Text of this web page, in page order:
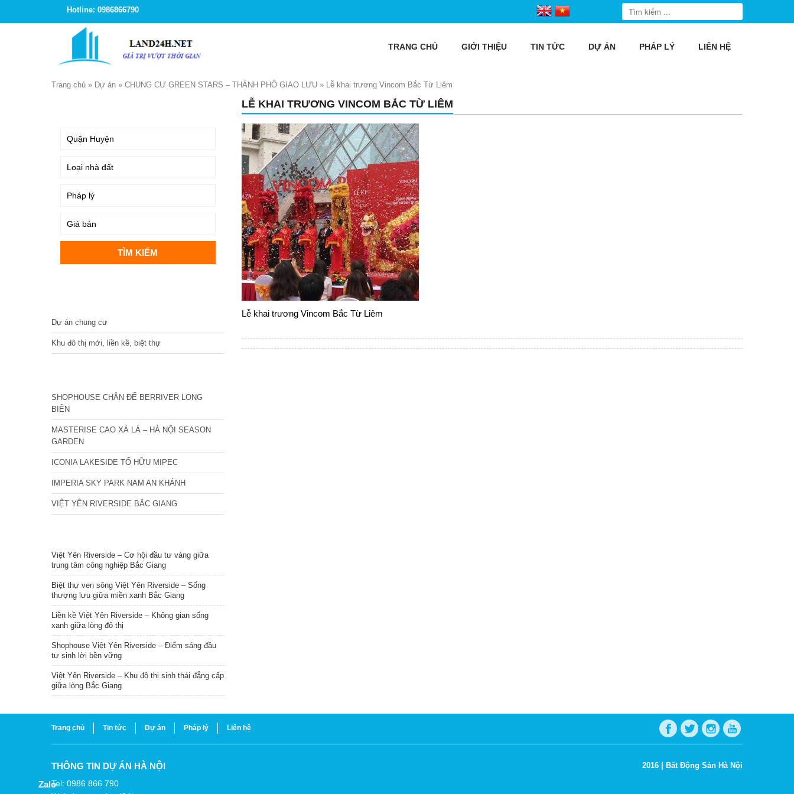
Hotline: 0986866790
TRANG CHỦ GIỚI THIỆU TIN TỨC DỰ ÁN PHÁP LÝ LIÊN HỆ
Trang chủ » Dự án » CHUNG CƯ GREEN STARS – THÀNH PHỐ GIAO LƯU » Lễ khai trương Vincom Bắc Từ Liêm
LỄ KHAI TRƯƠNG VINCOM BẮC TỪ LIÊM
Lễ khai trương Vincom Bắc Từ Liêm
Dự án chung cư
Khu đô thị mới, liền kề, biệt thự
SHOPHOUSE CHÂN ĐẾ BERRIVER LONG
BIÊN
MASTERISE CAO XÀ LÁ – HÀ NỘI SEASON
GARDEN
ICONIA LAKESIDE TỐ HỮU MIPEC
IMPERIA SKY PARK NAM AN KHÁNH
VIỆT YÊN RIVERSIDE BẮC GIANG
Việt Yên Riverside – Cơ hội đầu tư vàng giữa
trung tâm công nghiệp Bắc Giang
Biệt thự ven sông Việt Yên Riverside – Sống
thượng lưu giữa miền xanh Bắc Giang
Liền kề Việt Yên Riverside – Không gian sống
xanh giữa lòng đô thị
Shophouse Việt Yên Riverside – Điểm sáng đầu
tư sinh lời bền vững
Việt Yên Riverside – Khu đô thị sinh thái đẳng cấp
giữa lòng Bắc Giang
Trang chủ Tin tức Dự án Pháp lý Liên hệ
THÔNG TIN DỰ ÁN HÀ NỘI
Tel: 0986 866 790
2016 | Bất Động Sản Hà Nội
Zalo